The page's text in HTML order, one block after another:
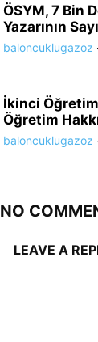
ÖSYM, 7 Bin
Yazarının
baloncuklugazoz
İkinci
Öğretim
baloncuklugazoz
NO
LEAVE A